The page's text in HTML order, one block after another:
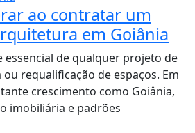
ao contratar um
em Goiânia
de qualquer projeto de
requalificação de espaços. Em
crescimento como Goiânia,
imobiliária e padrões